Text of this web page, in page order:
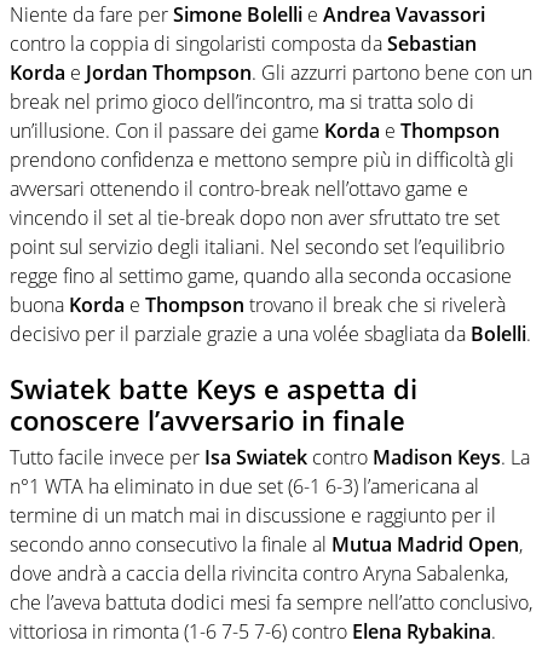
Niente da fare perSimone Bolelli e Andrea Vavassori
contro la coppia di singolaristi composta daSebastian
Korda e Jordan Thompson. Gli azzurri partono bene con un
break nel primo gioco dell’incontro, ma si tratta solo di
un’illusione. Con il passare dei game Korda e Thompson
prendono confidenza e mettono sempre più in difficoltà gli
avversari ottenendo il contro-break nell’ottavo game e
vincendo il set al tie-break dopo non aver sfruttato tre set
point sul servizio degli italiani. Nel secondo set l’equilibrio
regge fino al settimo game, quando alla seconda occasione
buona Korda e Thompson trovano il break che si rivelerà
decisivo per il parziale grazie a una volée sbagliata da Bolelli.
Swiatek batte Keys e aspetta di
conoscere l’avversario in finale
Tutto facile invece per Isa Swiatek contro Madison Keys. La
n°1 WTA ha eliminato in due set (6-1 6-3) l’americana al
termine di un match mai in discussione e raggiunto per il
secondo anno consecutivo la finale al Mutua Madrid Open,
dove andrà a caccia della rivincita contro Aryna Sabalenka,
che l’aveva battuta dodici mesi fa sempre nell’atto conclusivo,
vittoriosa in rimonta (1-6 7-5 7-6) contro Elena Rybakina.